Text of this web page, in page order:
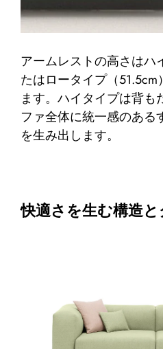
アームレストの高さはハ
たはロータイプ（
ます。ハイタイプは背も
ファ全体に統一感のある
を生み出します。
快適さを生む構造